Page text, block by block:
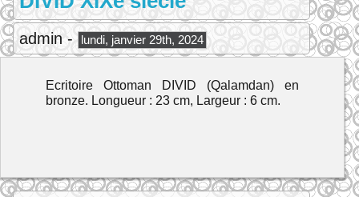
admin - lundi, janvier 29th, 2024
Ecritoire Ottoman DIVID (Qalamdan) en
bronze. Longueur : 23 cm, Largeur : 6 cm.